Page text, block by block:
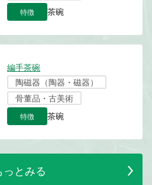
特徴 茶碗
編手茶碗
陶磁器（陶器・磁器）
骨董品・古美術
特徴 茶碗
っとみる